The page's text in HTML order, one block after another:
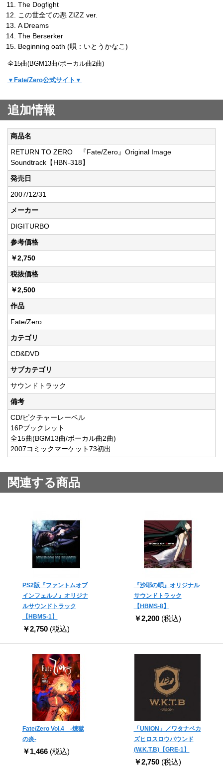
The Dogfight
この世全ての悪 ZIZZ ver.
A Dreams
The Berserker
Beginning oath (唄：いとうかなこ)
全15曲(BGM13曲/ボーカル曲2曲)
▼Fate/Zero公式サイト▼
追加情報
商品名
RETURN TO ZERO 『Fate/Zero』Original Image
Soundtrack【HBN-318】
発売日
2007/12/31
メーカー
DIGITURBO
参考価格
￥2,750
税抜価格
￥2,500
作品
Fate/Zero
カテゴリ
CD&DVD
サブカテゴリ
サウンドトラック
備考
CD/ピクチャーレーベル
16Pブックレット
全15曲(BGM13曲/ボーカル曲2曲)
2007コミックマーケット73初出
関連する商品
PS2版『ファントムオブ
インフェルノ』オリジナ
ルサウンドトラック
【HBMS-1】
￥2,750 (税込)
『沙耶の唄』オリジナル
サウンドトラック
【HBMS-8】
￥2,200 (税込)
Fate/Zero Vol.4 -煉獄
の炎-
￥1,466 (税込)
「UNION」／ワタナベカ
ズヒロスロウバウンド
(W.K.T.B)【GRE-1】
￥2,750 (税込)